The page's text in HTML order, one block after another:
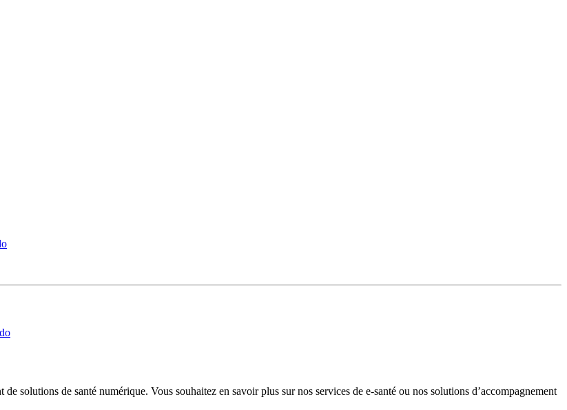
solutions de santé numérique. Vous souhaitez en savoir plus sur nos services de e-santé ou nos solutions d’accompagnement